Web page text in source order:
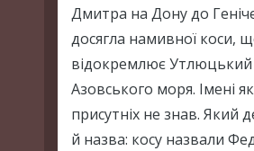
Дмитра на Дону до
досягла намивної коси,
відокремлює Утлюцький
Азовського моря. Імені
присутніх не знав. Який
й назва: косу назвали